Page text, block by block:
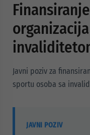
Javni poziv za
sportu osoba sa
JAVNI POZIV